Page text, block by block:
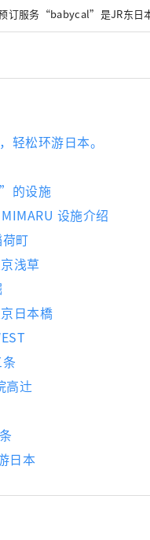
订服务“babycal”是JR东日
。 全国有 240 多个地点，您
可用于外出、旅行、午睡等多
轻松环游日本。
的设施
设施介绍
町
浅草
日本橋
高辻
日本